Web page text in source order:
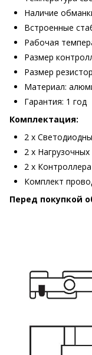
Наличие
Встроенные
Рабочая
Размер
Размер
Материал:
Гарантия: 1 год
Комплектация:
2 х
2 х
2 х Контроллера
Комплект
Перед покупкой